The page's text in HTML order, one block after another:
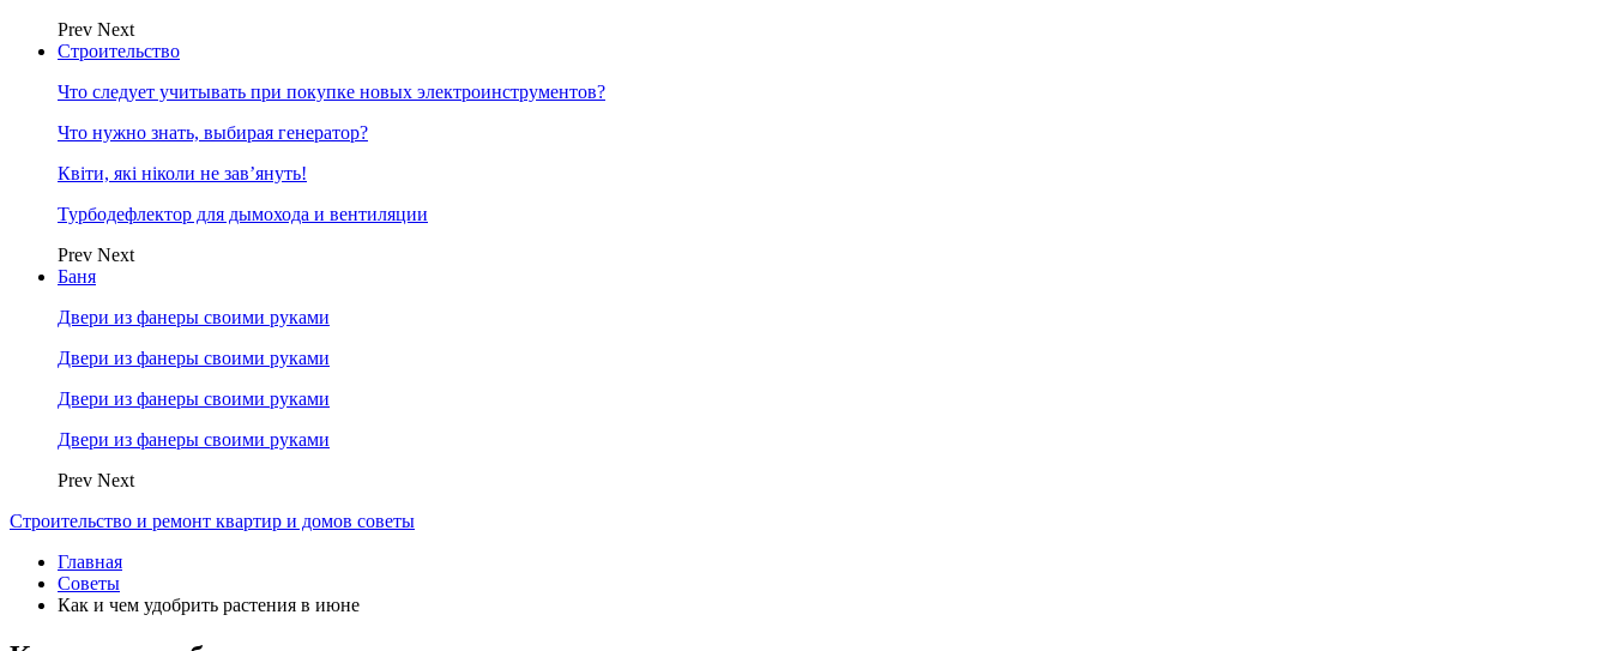
Prev Next
Строительство
Что следует учитывать при покупке новых электроинструментов?
Что нужно знать, выбирая генератор?
Квіти, які ніколи не зав’януть!
Турбодефлектор для дымохода и вентиляции
Prev Next
Баня
Двери из фанеры своими руками
Двери из фанеры своими руками
Двери из фанеры своими руками
Двери из фанеры своими руками
Prev Next
Строительство и ремонт квартир и домов советы
Главная
Советы
Как и чем удобрить растения в июне